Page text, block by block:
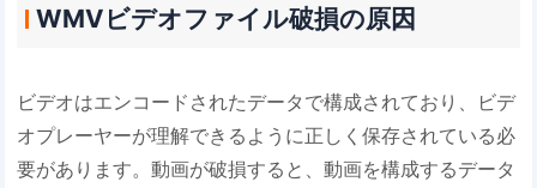
WMVビデオファイル破損の原因
ビデオはエンコードされたデータで構成されており、ビデ
オプレーヤーが理解できるように正しく保存されている必
要があります。動画が破損すると、動画を構成するデータ